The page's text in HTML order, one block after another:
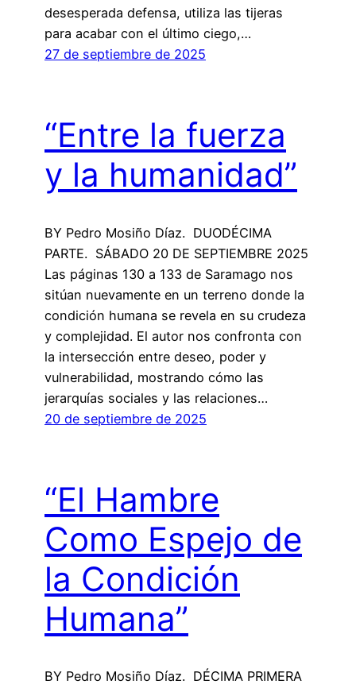
desesperada defensa, utiliza las tijeras
para acabar con el último ciego,…
27 de septiembre de 2025
“Entre la fuerza
y la humanidad”
BY Pedro Mosiño Díaz. DUODÉCIMA
PARTE. SÁBADO 20 DE SEPTIEMBRE 2025
Las páginas 130 a 133 de Saramago nos
sitúan nuevamente en un terreno donde la
condición humana se revela en su crudeza
y complejidad. El autor nos confronta con
la intersección entre deseo, poder y
vulnerabilidad, mostrando cómo las
jerarquías sociales y las relaciones…
20 de septiembre de 2025
“El Hambre
Como Espejo de
la Condición
Humana”
BY Pedro Mosiño Díaz. DÉCIMA PRIMERA